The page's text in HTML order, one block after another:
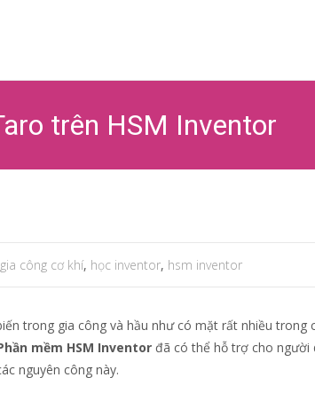
trên HSM Inventor
gia công cơ khí, học inventor, hsm inventor
trong gia công và hầu như có mặt rất nhiều trong
mềm HSM Inventor đã có thể hỗ trợ cho người
nguyên công này.